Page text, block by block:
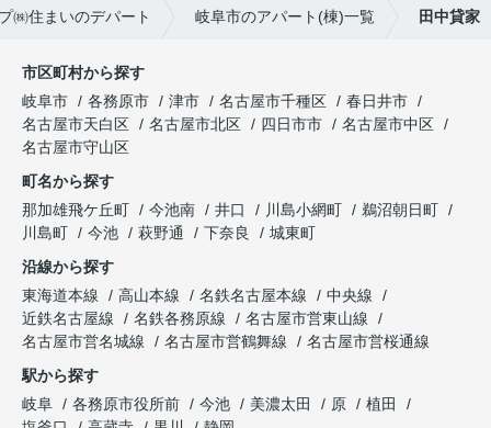
㈱住まいのデパート 岐阜市のアパート(棟)一覧 田中貸家
市区町村から探す
岐阜市
各務原市 津市 名古屋市千種区
春日井市
名古屋市天白区
名古屋市北区 四日市市
名古屋市中区
名古屋市守山区
町名から探す
那加雄飛ケ丘町
今池南 井口 川島小網町
鵜沼朝日町
川島町
今池 萩野通 下奈良
城東町
沿線から探す
東海道本線
高山本線 名鉄名古屋本線
中央線
近鉄名古屋線
名鉄各務原線
名古屋市営東山線
名古屋市営名城線
名古屋市営鶴舞線
名古屋市営桜通線
駅から探す
岐阜
各務原市役所前 今池 美濃太田 原
植田